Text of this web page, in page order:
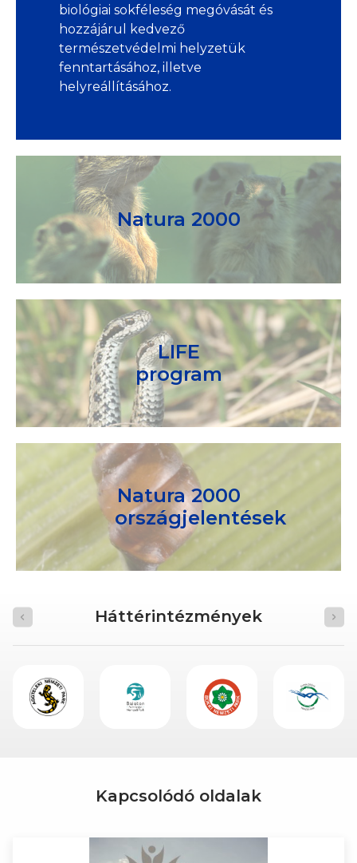
biológiai sokféleség megóvását és
hozzájárul kedvező
természetvédelmi helyzetük
fenntartásához, illetve
helyreállításához.
Natura 2000
LIFE
program
Natura 2000
országjelentések
Háttérintézmények
Kapcsolódó oldalak